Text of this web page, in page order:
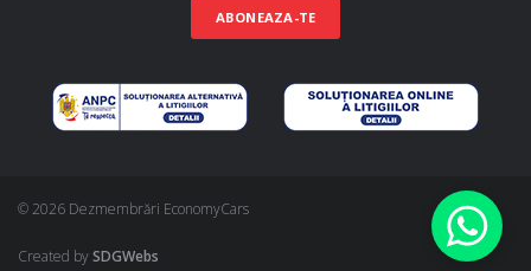
ABONEAZA-TE
© 2026 Dezmembrări EconomyCars
Created bySDGWebs